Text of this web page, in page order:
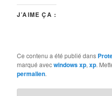
J’AIME ÇA :
Ce contenu a été publié dans
marqué avecwindows xp,xp.
permalien.